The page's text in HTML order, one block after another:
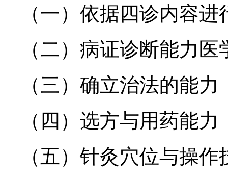
（一）依据四诊内容
（二）病证诊断能力
（三）确立治法的能力
（四）选方与用药能力
（五）针灸穴位与操